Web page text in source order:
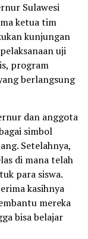
Sulawesi
ketua tim
kunjungan
uji
program
berlangsung
dan anggota
simbol
Setelahnya,
di mana telah
para siswa.
kasihnya
mereka
bisa belajar